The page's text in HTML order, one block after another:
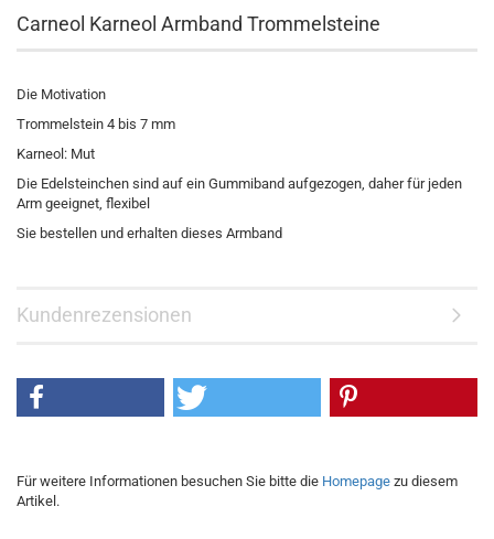
Carneol Karneol Armband Trommelsteine
Die Motivation
Trommelstein 4 bis 7 mm
Karneol: Mut
Die Edelsteinchen sind auf ein Gummiband aufgezogen, daher für jeden
Arm geeignet, flexibel
Sie bestellen und erhalten dieses Armband
Kundenrezensionen
Für weitere Informationen besuchen Sie bitte die Homepage zu diesem
Artikel.